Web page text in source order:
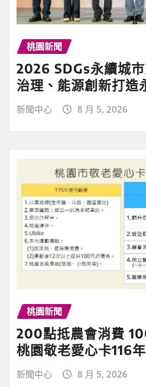
桃園新聞
2026 SDGs永續城
治理、能源創新打造
新聞中心 8 月 5, 2026
桃園新聞
200點抵農會消費
桃園敬老愛心卡116
新聞中心 8 月 5, 2026